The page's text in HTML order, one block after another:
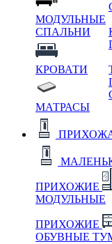
МОДУЛЬНЫЕ
СПАЛЬНИ
КРОВАТИ
МАТРАСЫ
ПРИХОЖИЕ
МОДУЛЬНЫЕ
ПРИХОЖИЕ
ОБУВНЫЕ